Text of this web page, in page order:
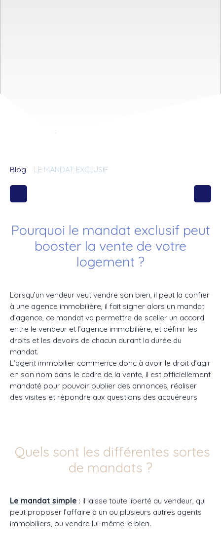
Blog LE MANDAT EXCLUSIF
Pourquoi le mandat exclusif peut
booster la vente de votre
logement ?
Lorsqu’un vendeur veut vendre son bien, il peut la confier
à une agence immobilière, il fait signer alors un mandat
d’agence, ce mandat va permettre de sceller un accord
entre le vendeur et l’agence immobilière, et définir les
droits et les devoirs de chacun durant la durée du
mandat.
L’agent immobilier commence donc à avoir le droit d’agir
en son nom dans le cadre de la vente, il est officiellement
mandaté pour pouvoir publier des annonces, réaliser
des visites et répondre aux questions des acquéreurs
Quels sont les différentes sortes
de mandats ?
Le mandat simple : il laisse toute liberté au vendeur, qui
peut proposer l’affaire à un ou plusieurs autres agents
immobiliers, ou vendre lui-même le bien.